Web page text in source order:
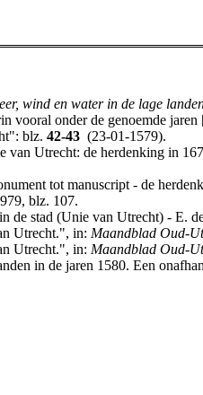
wind en water in de lage
vooral onder de genoemde
blz.42-43 (23-01-1579).
van Utrecht: de herdenking in
tot manuscript - de
blz. 107.
de stad (Unie van Utrecht) - E.
Utrecht.", in: Maandblad Oud-
Utrecht.", in: Maandblad Oud-
in de jaren 1580. Een